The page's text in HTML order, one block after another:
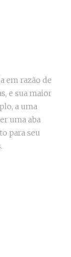
em razão de
e sua maior
a uma
uma aba
para seu